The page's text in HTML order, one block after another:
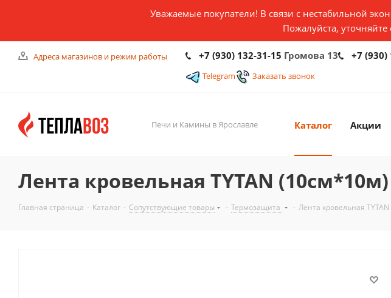
Уважаемые покупатели! В связи с нестабильной
Пожалуйста,
Адреса магазинов и режим работы +7 (930) 132-31-15 Громова 13 +7 (930)
Telegram Заказать звонок
Печи и Камины в Ярославле Каталог Акции
Лента кровельная TYTAN
Главная страница - Каталог - Сопутствующие товары - Термозащита - Лента кровельная